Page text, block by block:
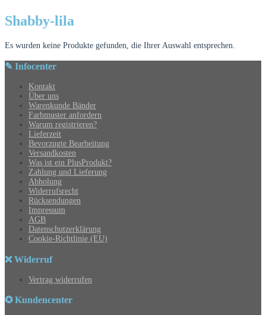
Shabby-lila
Es wurden keine Produkte gefunden, die Ihrer Auswahl entsprechen.
✎ Infocenter
Kontakt
Über uns
Warenkunde Bänder
Farbmuster anfordern
Warum registrieren?
Lieferzeit
Bevorzugte Bearbeitung
Versandkosten
Was ist ein PlusProdukt?
Zahlung und Lieferung
Abholung
Widerrufsrecht
Rücksendungen
Impressum
AGB
Datenschutzerklärung
Cookie-Richtlinie (EU)
❌ Widerruf
Vertrag widerrufen
✪ Kundencenter